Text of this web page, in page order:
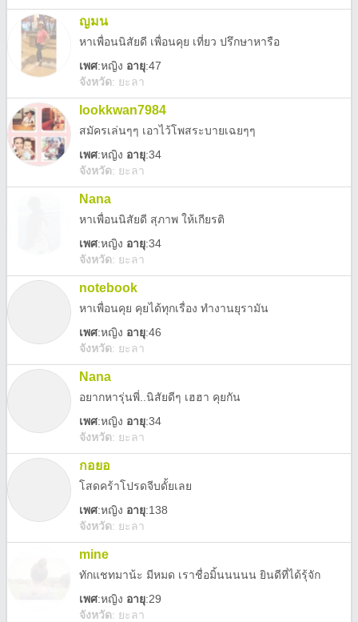
ญมน
หาเพื่อนนิสัยดี เพื่อนคุย เที่ยว ปรึกษาหารือ
เพศ:หญิง อายุ:47
จังหวัด: ยะลา
lookkwan7984
สมัครเล่นๆๆ เอาไว้โพสระบายเฉยๆๆ
เพศ:หญิง อายุ:34
จังหวัด: ยะลา
Nana
หาเพื่อนนิสัยดี สุภาพ ให้เกียรติ
เพศ:หญิง อายุ:34
จังหวัด: ยะลา
notebook
หาเพื่อนคุย คุยได้ทุกเรื่อง ทำงานยุรามัน
เพศ:หญิง อายุ:46
จังหวัด: ยะลา
Nana
อยากหารุ่นพี่..นิสัยดีๆ เฮฮา คุยกัน
เพศ:หญิง อายุ:34
จังหวัด: ยะลา
กอยอ
โสดคร้าโปรดจีบดั้ยเลย
เพศ:หญิง อายุ:138
จังหวัด: ยะลา
mine
ทักแชทมาน้ะ มีหมด เราชื่อมิ้นนนนน ยินดีที่ได้รุ้จัก
เพศ:หญิง อายุ:29
จังหวัด: ยะลา